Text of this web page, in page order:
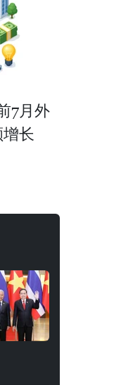
7月外
长